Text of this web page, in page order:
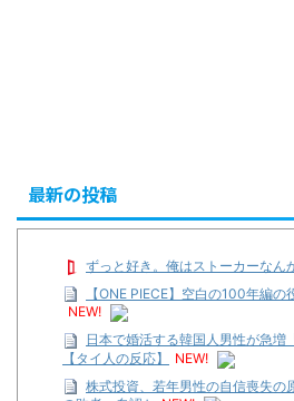
最新の投稿
ずっと好き。俺はストーカーなん
【ONE PIECE】空白の100年編の
NEW!
日本で婚活する韓国人男性が急増
【タイ人の反応】
NEW!
株式投資、若年男性の自信喪失